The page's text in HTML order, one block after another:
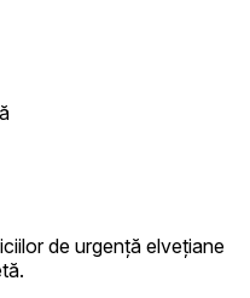
de urgență elvețiane